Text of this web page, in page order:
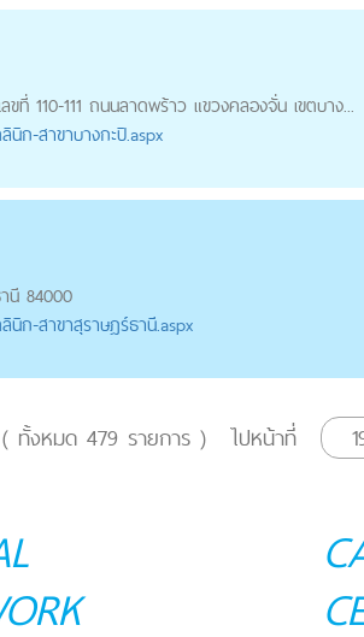
ที่ 110-111 ถนนลาดพร้าว แขวงคลองจั่น เขตบาง...
นิก-สาขาบางกะปิ.aspx
นี 84000
นิก-สาขาสุราษฎร์ธานี.aspx
( ทั้งหมด 479 รายการ ) ไปหน้าที่